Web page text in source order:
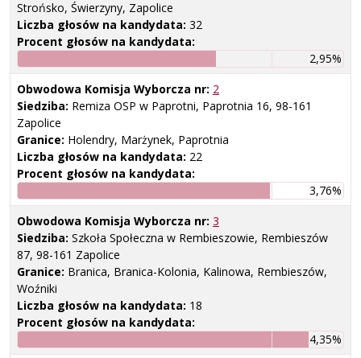
Strońsko, Świerzyny, Zapolice
Liczba głosów na kandydata: 32
Procent głosów na kandydata:
2,95%
Obwodowa Komisja Wyborcza nr: 2
Siedziba: Remiza OSP w Paprotni, Paprotnia 16, 98-161
Zapolice
Granice: Holendry, Marżynek, Paprotnia
Liczba głosów na kandydata: 22
Procent głosów na kandydata:
3,76%
Obwodowa Komisja Wyborcza nr: 3
Siedziba: Szkoła Społeczna w Rembieszowie, Rembieszów
87, 98-161 Zapolice
Granice: Branica, Branica-Kolonia, Kalinowa, Rembieszów,
Woźniki
Liczba głosów na kandydata: 18
Procent głosów na kandydata:
4,35%